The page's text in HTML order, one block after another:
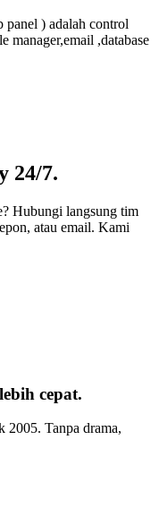
) adalah control
manager,email ,database
24/7.
Hubungi langsung tim
atau email. Kami
cepat.
2005. Tanpa drama,